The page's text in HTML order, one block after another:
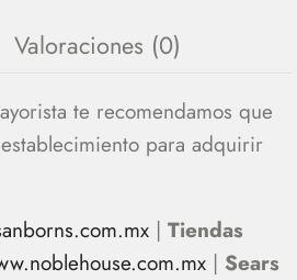
Valoraciones (0)
te recomendamos que
para adquirir
| Tiendas
| Sears